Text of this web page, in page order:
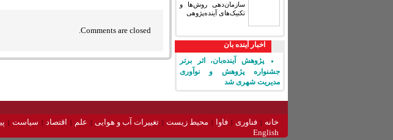
سازمان‌دهی روش‌ها و
تکنیک‌های آینده‌پژوهی
اخبار آینده بان
پژوهش آینده‌بان، اثر برتر
جشنواره پژوهش و نوآوری
مدیریت شهری شد
Comments are closed.
خانه فناوری فاوا محیط زیست تغییرات آب و هوایی علم اقتصاد سیاست
English